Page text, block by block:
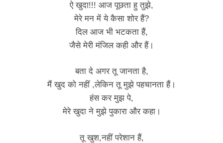
ऐ खुदा!!! आज पूछता हु तुझे,
मेरे मन में ये कैसा शोर हैं?
दिल आज भी भटकता हैं,
जैसे मेरी मंजिल कही और हैं।
बता दे अगर तू जानता है,
मैं खुद को नहीं ,लेकिन तू मुझे पहचानता हैं।
हंस कर मुझ पे,
मेरे खुदा ने मुझे पुकारा और कहा।
तू खुश,नहीं परेशान हैं,